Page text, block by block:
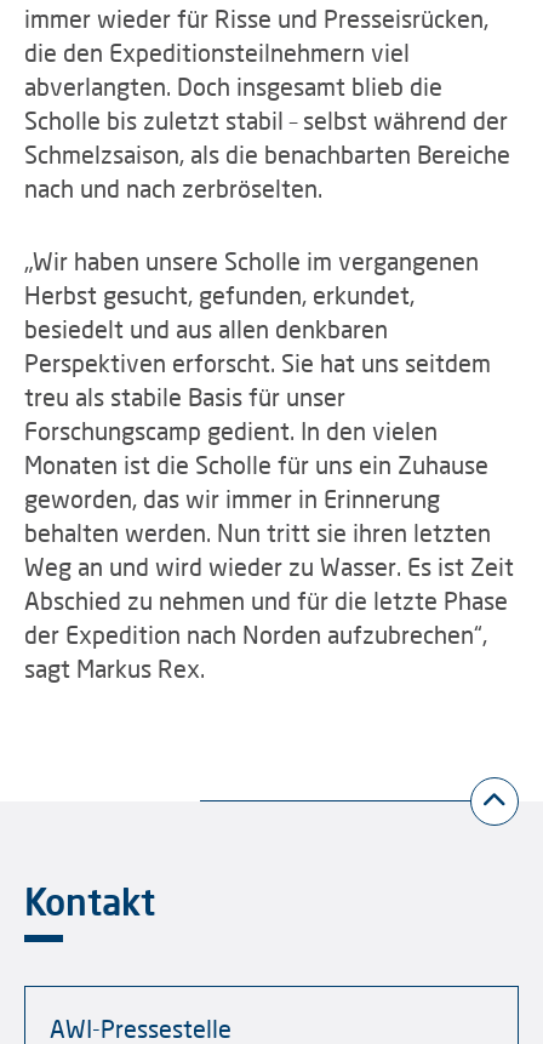
immer wieder für Risse und Presseisrücken,
die den Expeditionsteilnehmern viel
abverlangten. Doch insgesamt blieb die
Scholle bis zuletzt stabil – selbst während der
Schmelzsaison, als die benachbarten Bereiche
nach und nach zerbröselten.
„Wir haben unsere Scholle im vergangenen
Herbst gesucht, gefunden, erkundet,
besiedelt und aus allen denkbaren
Perspektiven erforscht. Sie hat uns seitdem
treu als stabile Basis für unser
Forschungscamp gedient. In den vielen
Monaten ist die Scholle für uns ein Zuhause
geworden, das wir immer in Erinnerung
behalten werden. Nun tritt sie ihren letzten
Weg an und wird wieder zu Wasser. Es ist Zeit
Abschied zu nehmen und für die letzte Phase
der Expedition nach Norden aufzubrechen“,
sagt Markus Rex.
Kontakt
AWI-Pressestelle